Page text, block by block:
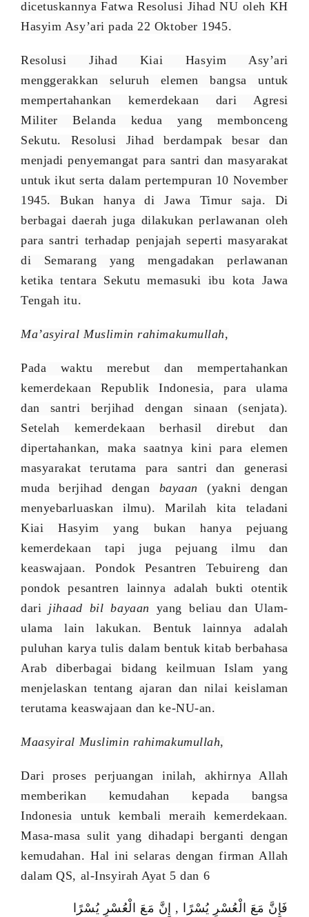
dicetuskannya Fatwa Resolusi Jihad NU oleh KH
Hasyim Asy’ari pada 22 Oktober 1945.
Resolusi Jihad Kiai Hasyim Asy’ari
menggerakkan seluruh elemen bangsa untuk
mempertahankan kemerdekaan dari Agresi
Militer Belanda kedua yang membonceng
Sekutu. Resolusi Jihad berdampak besar dan
menjadi penyemangat para santri dan masyarakat
untuk ikut serta dalam pertempuran 10 November
1945. Bukan hanya di Jawa Timur saja. Di
berbagai daerah juga dilakukan perlawanan oleh
para santri terhadap penjajah seperti masyarakat
di Semarang yang mengadakan perlawanan
ketika tentara Sekutu memasuki ibu kota Jawa
Tengah itu.
Ma’asyiral Muslimin rahimakumullah,
Pada waktu merebut dan mempertahankan
kemerdekaan Republik Indonesia, para ulama
dan santri berjihad dengan sinaan (senjata).
Setelah kemerdekaan berhasil direbut dan
dipertahankan, maka saatnya kini para elemen
masyarakat terutama para santridan generasi
mudaberjihad dengan bayaan (yakni dengan
menyebarluaskan ilmu). Marilah kita teladani
Kiai Hasyim yang bukan hanya pejuang
kemerdekaan tapi juga pejuang ilmu dan
keaswajaan. Pondok Pesantren Tebuirengdan
pondok pesantren lainnya adalah bukti otentik
dari jihaad bil bayaan yang beliau dan Ulam-
ulama lain lakukan. Bentuk lainnya adalah
puluhan karya tulis dalam bentuk kitab berbahasa
Arab diberbagai bidang keilmuan Islam yang
menjelaskan tentang ajaran dan nilai keislaman
terutama keaswajaan dan ke-NU-an.
Maasyiral Muslimin rahimakumullah,
Dari proses perjuangan inilah, akhirnya Allah
memberikan kemudahan kepada bangsa
Indonesia untuk kembali meraih kemerdekaan.
Masa-masa sulit yang dihadapi berganti dengan
kemudahan. Hal ini selaras dengan firman Allah
dalam QS, al-Insyirah Ayat 5 dan 6
فَإِنَّ مَعَ الْعُسْرِ يُسْرًا , إِنَّ مَعَ الْعُسْرِ يُسْرًا